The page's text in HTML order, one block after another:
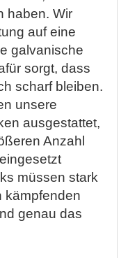
haben. Wir
auf eine
galvanische
sorgt, dass
scharf bleiben.
unsere
ausgestattet,
Anzahl
müssen stark
kämpfenden
genau das